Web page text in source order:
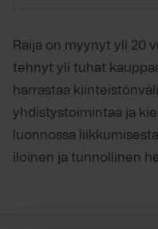
Raija on myynyt yli 20
tehnyt yli tuhat
harrastaa
yhdistystoimintaa ja
luonnossa
iloinen ja tunnollinen